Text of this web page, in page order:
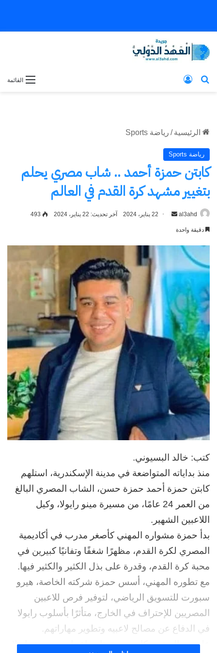
القائمة بحث عن
الرئيسية / رياضة Sports
رياضة Sports
كابتن حمزة أحمد .. شاب مصري يحلم
بتغيير مشهد كرة القدم في العالم
al3ahd
أرسل 22 يناير، 2024 آخر تحديث: 22 يناير، 2024 493
دقيقة واحدة
كتب: خالد البسيوني.
منذ بداياته المتواضعة في مدينة الإسكندرية، استلهم
كابتن حمزة أحمد حمزة حسن، الشاب المصري البالغ
من العمر 24 عامًا، من مسيرة مينو رايولا، وكيل
اللاعبين الشهير.
بدأ حمزة مشواره المهني كأصغر مدرب في أكاديمية
المصري لكرة القدم، مظهرًا شغفًا وتفانيًا كبيرين في
محبة كرة القدم، وقدرة على بذل الكثير والكثير فيها.
مع تطوره المهني، أسس حمزة شركته الخاصة، هيرو
سبورت للتسويق الرياضي، لتوفير فرص للاعبين
المصريين للإحتراف في الخارج، متأثرًا بأسلوب رايولا
في الدفاع عن مصالح لاعبيه وتطوير مهاراتهم.
على مر السنين، كان حمزة يتابع بإعجاب مسيرة رايولا،